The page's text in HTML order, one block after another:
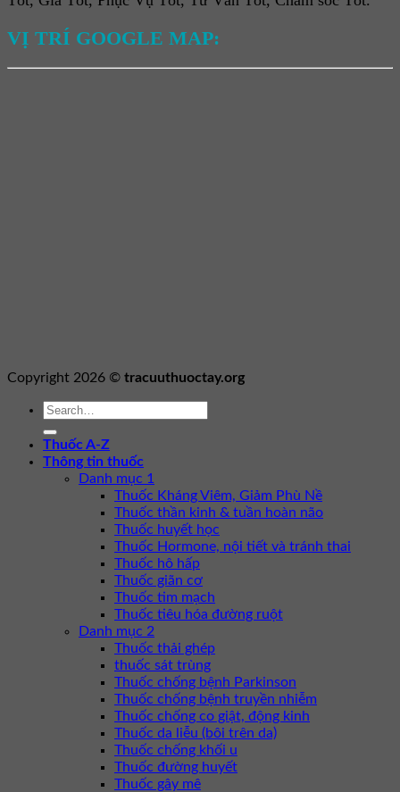
VỊ TRÍ GOOGLE MAP:
Copyright 2026 © tracuuthuoctay.org
Thuốc A-Z
Thông tin thuốc
Danh mục 1
Thuốc Kháng Viêm, Giảm Phù Nề
Thuốc thần kinh & tuần hoàn não
Thuốc huyết học
Thuốc Hormone, nội tiết và tránh thai
Thuốc hô hấp
Thuốc giãn cơ
Thuốc tim mạch
Thuốc tiêu hóa đường ruột
Danh mục 2
Thuốc thải ghép
thuốc sát trùng
Thuốc chống bệnh Parkinson
Thuốc chống bệnh truyền nhiễm
Thuốc chống co giật, động kinh
Thuốc da liễu (bôi trên da)
Thuốc chống khối u
Thuốc đường huyết
Thuốc gây mê